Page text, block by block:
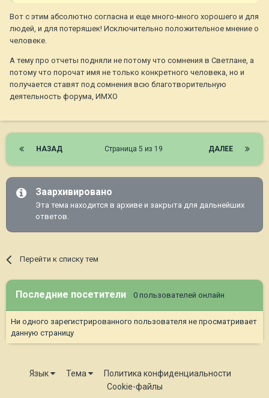
Вот с этим абсолютно согласна и еще много-много хорошего и для
людей, и для потеряшек! Исключительно положительное мнение о
человеке.
А тему про отчеты подняли не потому что сомнения в Светлане, а
потому что порочат имя не только конкретного человека, но и
получается ставят под сомнения всю благотворительную
деятельность форума, ИМХО
НАЗАД ДАЛЕЕ
Страница 5 из 19
Заархивировано
Эта тема находится в архиве и закрыта для дальнейших
ответов.
Перейти к списку тем
Последние посетители 0 пользователей онлайн
Ни одного зарегистрированного пользователя не просматривает
данную страницу
Язык Тема
Политика конфиденциальности
Cookie-файлы